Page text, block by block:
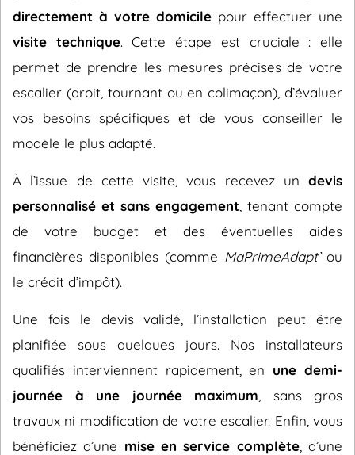
directement à votre domicile pour effectuer une
visite technique. Cette étape est cruciale : elle
permet de prendre les mesures précises de votre
escalier (droit, tournant ou en colimaçon), d’évaluer
vos besoins spécifiques et de vous conseiller le
modèle le plus adapté.
À l’issue de cette visite, vous recevez un devis
personnalisé et sans engagement , tenant compte
de votre budget et des éventuelles aides
financières disponibles (comme MaPrimeAdapt’ou
le crédit d’impôt).
Une fois le devis validé, l’installation peut être
planifiée sous quelques jours. Nos installateurs
qualifiés interviennent rapidement, en une demi-
journée à une journée maximum , sans gros
travaux ni modification de votre escalier. Enfin, vous
bénéficiez d’une mise en service complète, d’une